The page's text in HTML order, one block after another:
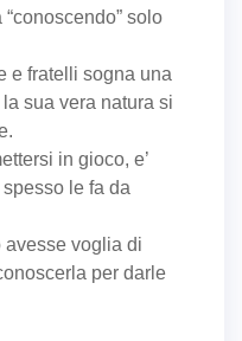
solo
e fratelli sogna una
sua vera natura si
in gioco, e’
le fa da
voglia di
per darle